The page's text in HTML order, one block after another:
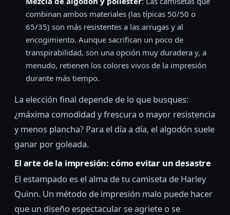
combinan ambos materiales (las típicas 50/50 o
65/35) son más resistentes a las arrugas y al
encogimiento. Aunque sacrifican un poco de
transpirabilidad, son una opción muy duradera y, a
menudo, retienen los colores vivos de la impresión
durante más tiempo.
La elección final depende de lo que busques:
¿máxima comodidad y frescura o mayor resistencia
y menos plancha? Para el día a día, el algodón suele
ganar por goleada.
El arte de la impresión: cómo evitar un desastre
El estampado es el alma de tu camiseta de Harley
Quinn. Un método de impresión malo puede hacer
que un diseño espectacular se agriete o se